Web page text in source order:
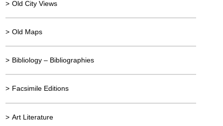
> Old City Views
> Old Maps
> Bibliology – Bibliographies
> Facsimile Editions
> Art Literature